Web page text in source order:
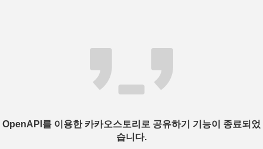
OpenAPI를 이용한 카카오스토리로 공유하기 기능이 종료되었
습니다.